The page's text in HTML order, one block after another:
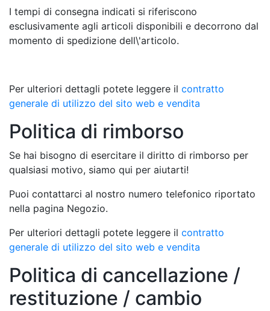
I tempi di consegna indicati si riferiscono
esclusivamente agli articoli disponibili e decorrono dal
momento di spedizione dell\'articolo.
Per ulteriori dettagli potete leggere il contratto
generale di utilizzo del sito web e vendita
Politica di rimborso
Se hai bisogno di esercitare il diritto di rimborso per
qualsiasi motivo, siamo qui per aiutarti!
Puoi contattarci al nostro numero telefonico riportato
nella pagina Negozio.
Per ulteriori dettagli potete leggere il contratto
generale di utilizzo del sito web e vendita
Politica di cancellazione /
restituzione / cambio